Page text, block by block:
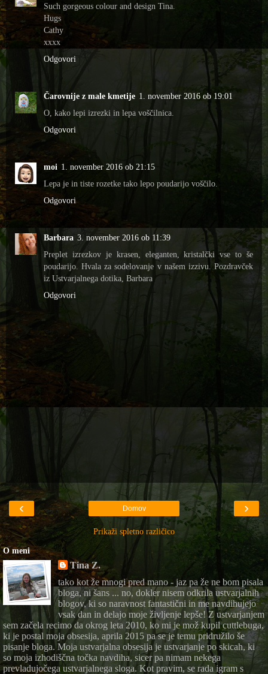
Such gorgeous colour and design Tina.
Hugs
Cathy
xxxx
Odgovori
Čarovnije z male kmetije 1. november 2016 ob 19:01
O, kako lepi izrezki in lepa voščilnica.
Odgovori
moi 1. november 2016 ob 21:15
Lepa je in tiste rozetke tako lepo poudarijo voščilo.
Odgovori
Barbara 3. november 2016 ob 11:39
Preplet izrezkov je krasen, eleganten, kristalčki vse to še
poudarijo. Hvala za sodelovanje v našem izzivu. Pozdravček
iz Ustvarjalnega dotika, Barbara
Odgovori
‹ ›
Domov
Prikaži spletno različico
O meni
Tina Z.
tako kot že mnogi pred mano - jaz pa že ne bom pisala
bloga, ni šans ... no, dokler nisem odkrila ustvarjalnih
blogov, ki so naravnost fantastični in me navdihujejo
vsak dan in delajo moje življenje lepše! Z ustvarjanjem
sem začela recimo da okrog leta 2010, ko mi je mož kupil cuttlebuga,
ki je postal moja obsesija, aprila 2015 pa se je temu pridružilo še
pisanje bloga. Moja ustvarjalna obsesija je ustvarjanje po skicah, ki
so moja izhodiščna točka navdiha, sicer pa nimam nekega
prevladujočega ustvarjalnega sloga. Kot pravim, se rada igram s